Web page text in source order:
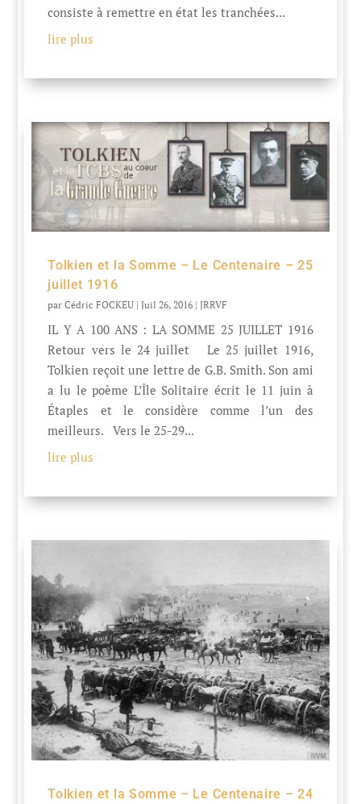
consiste à remettre en état les tranchées...
lire plus
Tolkien et la Somme – Le Centenaire – 25
juillet 1916
parCédric FOCKEU |Juil 26, 2016 |JRRVF
IL Y A 100 ANS : LA SOMME 25 JUILLET 1916
Retour vers le 24 juillet Le 25 juillet 1916,
Tolkien reçoit une lettre de G.B. Smith. Son ami
a lu le poème L’Île Solitaire écrit le 11 juin à
Étaples et le considère comme l’un des
meilleurs. Vers le 25-29...
lire plus
Tolkien et la Somme – Le Centenaire – 24